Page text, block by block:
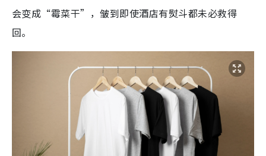
会变成“霉菜干”，皱到即使酒店有熨斗都未必救得
回。